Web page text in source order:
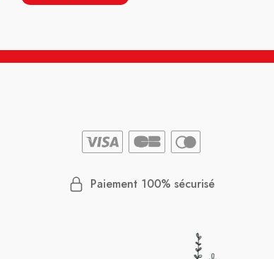
Paiement 100% sécurisé